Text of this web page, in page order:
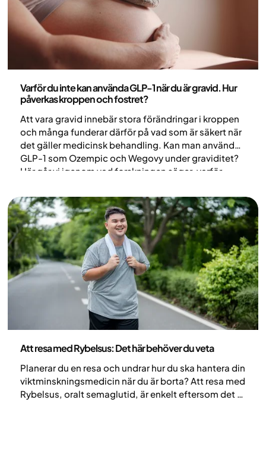
Varför du inte kan använda GLP-1 när du är gravid. Hur
påverkas kroppen och fostret?
Att vara gravid innebär stora förändringar i kroppen
och många funderar därför på vad som är säkert när
det gäller medicinsk behandling. Kan man använda
GLP-1 som Ozempic och Wegovy under graviditet?
Här går vi igenom vad forskningen säger, varför
som gäller vid graviditet och graviditetsplanering.
Att resa med Rybelsus: Det här behöver du veta
Planerar du en resa och undrar hur du ska hantera din
viktminskningsmedicin när du är borta? Att resa med
Rybelsus, oralt semaglutid, är enkelt eftersom det är